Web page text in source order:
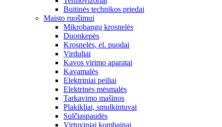
Buitinės technikos priedai
Maisto ruošimui
Mikrobangų krosnelės
Duonkepės
Krosnelės, el. puodai
Virduliai
Kavos virimo aparatai
Kavamalės
Elektriniai peiliai
Elektrinės mėsmalės
Tarkavimo mašinos
Plakikliai, smulkintuvai
Sulčiaspaudės
Virtuviniai kombainai